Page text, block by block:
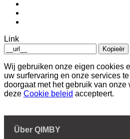
Link
Kopieër
Wij gebruiken onze eigen cookies
uw surfervaring en onze services
doorgaat met het gebruik van onze
deze Cookie beleid accepteert.
Über QIMBY